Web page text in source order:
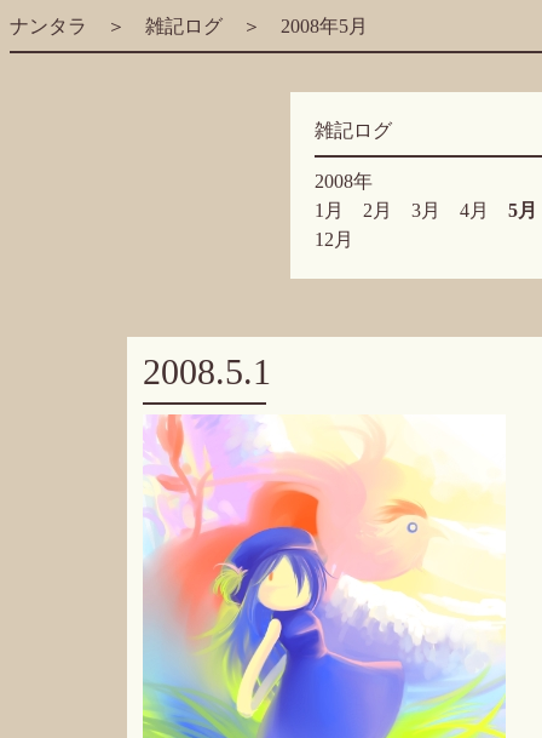
ナンタラ ＞ 雑記ログ ＞ 2008年5月
雑記ログ
2008年
1月
2月 3月 4月
5月
12月
2008.5.1